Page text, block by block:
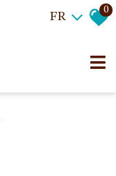
FR
0